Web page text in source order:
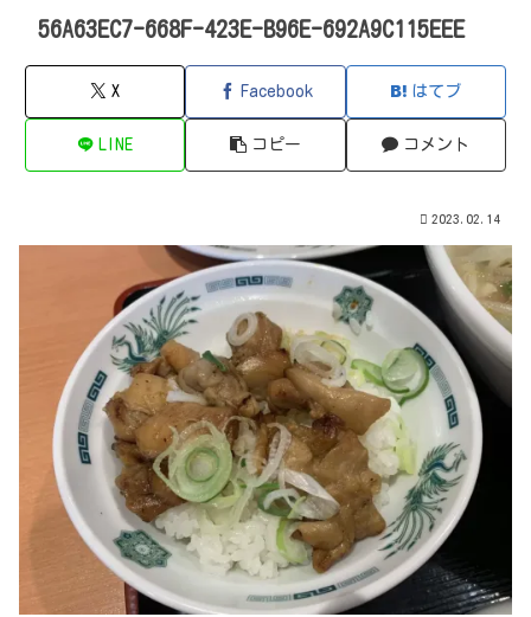
56A63EC7-668F-423E-B96E-692A9C115EEE
X Facebook はてブ
LINE コピー コメント
2023.02.14